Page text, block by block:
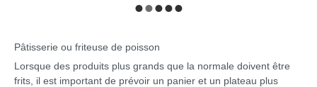
Pâtisserie ou friteuse de poisson
Lorsque des produits plus grands que la normale doivent être
frits, il est important de prévoir un panier et un plateau plus